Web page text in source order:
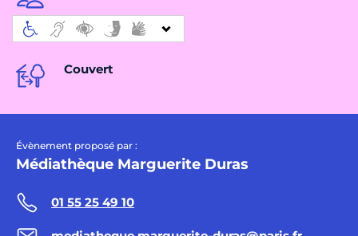
Couvert
Évènement proposé par :
Médiathèque Marguerite Duras
01 55 25 49 10